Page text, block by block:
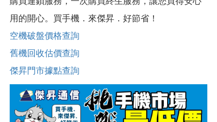
用的開心。買手機．來傑昇．好節省！
空機破盤價格查詢
舊機回收估價查詢
傑昇門市據點查詢